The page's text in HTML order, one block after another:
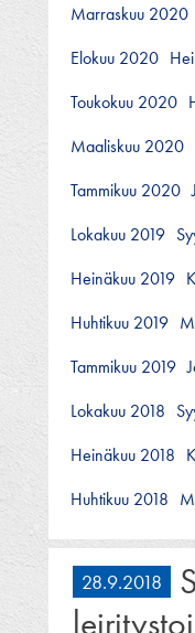
Marraskuu 2020
Elokuu 2020
Toukokuu 2020
Maaliskuu 2020
Tammikuu 2020
Lokakuu 2019
Heinäkuu 2019
Huhtikuu 2019
Tammikuu 2019
Lokakuu 2018
Heinäkuu 2018
Huhtikuu 2018
28.9.2018